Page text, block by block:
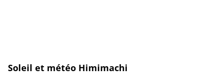
Soleil et météo Himimachi